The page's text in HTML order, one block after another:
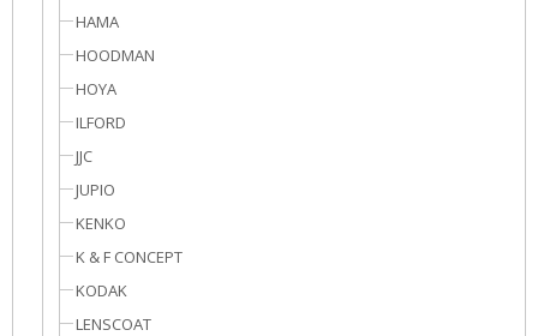
HAMA
HOODMAN
HOYA
ILFORD
JJC
JUPIO
KENKO
K & F CONCEPT
KODAK
LENSCOAT